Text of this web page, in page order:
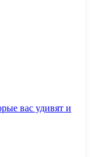
вас удивят и